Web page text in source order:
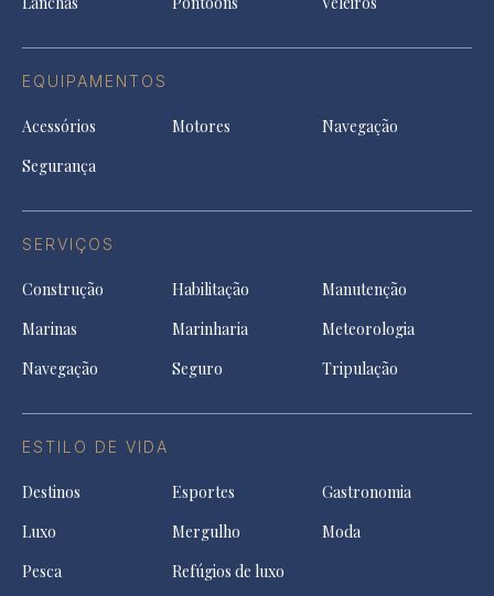
EQUIPAMENTOS
Acessórios Motores
Navegação
Segurança
SERVIÇOS
Construção Habilitação
Manutenção
Marinas
Marinharia
Meteorologia
Navegação
Seguro Tripulação
ESTILO DE VIDA
Destinos Esportes
Gastronomia
Luxo
Mergulho
Moda
Pesca
Refúgios de luxo